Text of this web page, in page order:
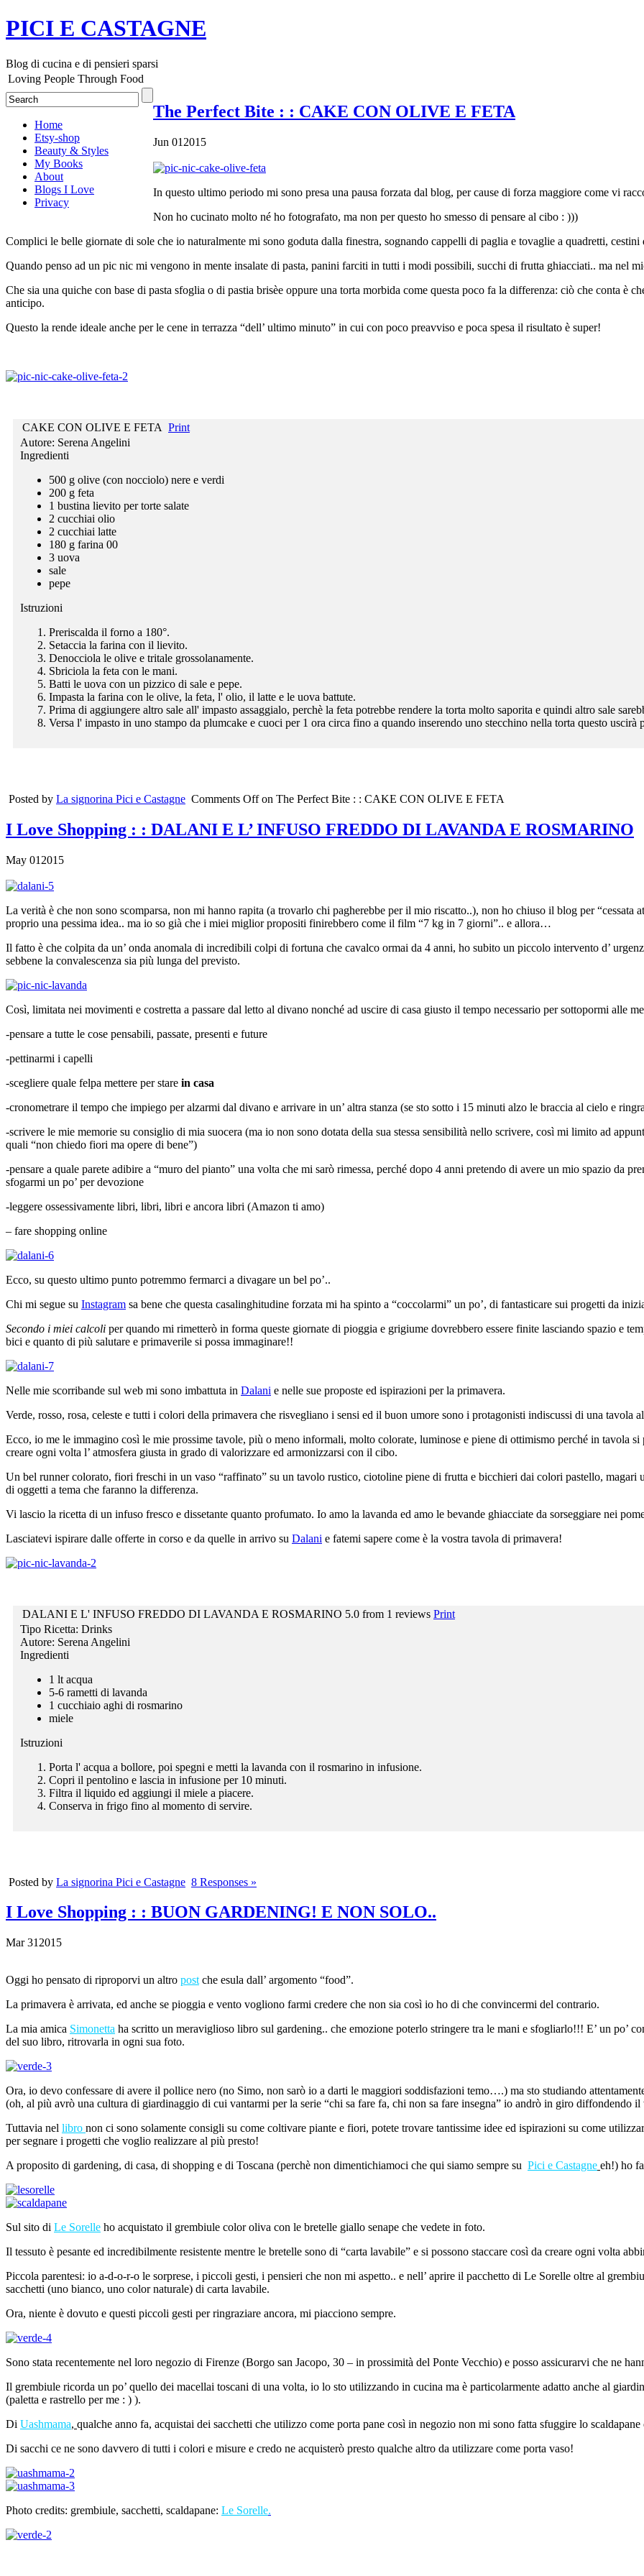
PICI E CASTAGNE
Blog di cucina e di pensieri sparsi
Loving People Through Food
Home
Etsy-shop
Beauty & Styles
My Books
About
Blogs I Love
Privacy
The Perfect Bite : : CAKE CON OLIVE E FETA
Jun 01 2015
In questo ultimo periodo mi sono presa una pausa forzata dal blog, per cause di forza maggiore come vi
Non ho cucinato molto né ho fotografato, ma non per questo ho smesso di pensare al cibo : )))
Complici le belle giornate di sole che io naturalmente mi sono goduta dalla finestra, sognando cappelli di paglia e tovaglie a quadretti,
Quando penso ad un pic nic mi vengono in mente insalate di pasta, panini farciti in tutti i modi possibili, succhi di frutta ghiacciati.. ma nel
Che sia una quiche con base di pasta sfoglia o di pastia brisèe oppure una torta morbida come questa poco fa la differenza: ciò che conta è
anticipo.
Questo la rende ideale anche per le cene in terrazza “dell’ ultimo minuto” in cui con poco preavviso e poca spesa il risultato è super!
CAKE CON OLIVE E FETA Print
Autore: Serena Angelini
Ingredienti
500 g olive (con nocciolo) nere e verdi
200 g feta
1 bustina lievito per torte salate
2 cucchiai olio
2 cucchiai latte
180 g farina 00
3 uova
sale
pepe
Istruzioni
Preriscalda il forno a 180°.
Setaccia la farina con il lievito.
Denocciola le olive e tritale grossolanamente.
Sbriciola la feta con le mani.
Batti le uova con un pizzico di sale e pepe.
Impasta la farina con le olive, la feta, l' olio, il latte e le uova battute.
Prima di aggiungere altro sale all' impasto assaggialo, perchè la feta potrebbe rendere la torta molto saporita e quindi altro sale
Versa l' impasto in uno stampo da plumcake e cuoci per 1 ora circa fino a quando inserendo uno stecchino nella torta questo uscirà
Posted by La signorina Pici e Castagne Comments Offon The Perfect Bite : : CAKE CON OLIVE E FETA
I Love Shopping : : DALANI E L’ INFUSO FREDDO DI LAVANDA E ROSMARINO
May 01 2015
La verità è che non sono scomparsa, non mi hanno rapita (a trovarlo chi pagherebbe per il mio riscatto..), non ho chiuso il blog per “cessata
proprio una pessima idea.. ma io so già che i miei miglior propositi finirebbero come il film “7 kg in 7 giorni”.. e allora…
Il fatto è che colpita da un’ onda anomala di incredibili colpi di fortuna che cavalco ormai da 4 anni, ho subito un piccolo intervento d’
sebbene la convalescenza sia più lunga del previsto.
Così, limitata nei movimenti e costretta a passare dal letto al divano nonché ad uscire di casa giusto il tempo necessario per sottopormi alle
-pensare a tutte le cose pensabili, passate, presenti e future
-pettinarmi i capelli
-scegliere quale felpa mettere per stare in casa
-cronometrare il tempo che impiego per alzarmi dal divano e arrivare in un’ altra stanza (se sto sotto i 15 minuti alzo le braccia al cielo e
-scrivere le mie memorie su consiglio di mia suocera (ma io non sono dotata della sua stessa sensibilità nello scrivere, così mi limito ad
quali “non chiedo fiori ma opere di bene”)
-pensare a quale parete adibire a “muro del pianto” una volta che mi sarò rimessa, perché dopo 4 anni pretendo di avere un mio spazio da
sfogarmi un po’ per devozione
-leggere ossessivamente libri, libri, libri e ancora libri (Amazon ti amo)
– fare shopping online
Ecco, su questo ultimo punto potremmo fermarci a divagare un bel po’..
Chi mi segue su Instagram sa bene che questa casalinghitudine forzata mi ha spinto a “coccolarmi” un po’, di fantasticare sui progetti da
Secondo i miei calcoli per quando mi rimetterò in forma queste giornate di pioggia e grigiume dovrebbero essere finite lasciando spazio e
bici e quanto di più salutare e primaverile si possa immaginare!!
Nelle mie scorribande sul web mi sono imbattuta in Dalani e nelle sue proposte ed ispirazioni per la primavera.
Verde, rosso, rosa, celeste e tutti i colori della primavera che risvegliano i sensi ed il buon umore sono i protagonisti indiscussi di una tavola
Ecco, io me le immagino così le mie prossime tavole, più o meno informali, molto colorate, luminose e piene di ottimismo perché in tavola
creare ogni volta l’ atmosfera giusta in grado di valorizzare ed armonizzarsi con il cibo.
Un bel runner colorato, fiori freschi in un vaso “raffinato” su un tavolo rustico, ciotoline piene di frutta e bicchieri dai colori pastello,
di oggetti a tema che faranno la differenza.
Vi lascio la ricetta di un infuso fresco e dissetante quanto profumato. Io amo la lavanda ed amo le bevande ghiacciate da sorseggiare nei
Lasciatevi ispirare dalle offerte in corso e da quelle in arrivo su Dalani e fatemi sapere come è la vostra tavola di primavera!
DALANI E L' INFUSO FREDDO DI LAVANDA E ROSMARINO 5.0 from 1 reviews Print
Tipo Ricetta: Drinks
Autore: Serena Angelini
Ingredienti
1 lt acqua
5-6 rametti di lavanda
1 cucchiaio aghi di rosmarino
miele
Istruzioni
Porta l' acqua a bollore, poi spegni e metti la lavanda con il rosmarino in infusione.
Copri il pentolino e lascia in infusione per 10 minuti.
Filtra il liquido ed aggiungi il miele a piacere.
Conserva in frigo fino al momento di servire.
Posted by La signorina Pici e Castagne 8 Responses »
I Love Shopping : : BUON GARDENING! E NON SOLO..
Mar 31 2015
Oggi ho pensato di riproporvi un altro post che esula dall’ argomento “food”.
La primavera è arrivata, ed anche se pioggia e vento vogliono farmi credere che non sia così io ho di che convincermi del contrario.
La mia amica Simonetta ha scritto un meraviglioso libro sul gardening.. che emozione poterlo stringere tra le mani e sfogliarlo!!! E’ un po’
del suo libro, ritrovarla in ogni sua foto.
Ora, io devo confessare di avere il pollice nero (no Simo, non sarò io a darti le maggiori soddisfazioni temo….) ma sto studiando
(oh, al più avrò una cultura di giardinaggio di cui vantarmi per la serie “chi sa fare fa, chi non sa fare insegna” io andrò in giro diffondendo
Tuttavia nel libro non ci sono solamente consigli su come coltivare piante e fiori, potete trovare tantissime idee ed ispirazioni su come
per segnare i progetti che voglio realizzare al più presto!
A proposito di gardening, di casa, di shopping e di Toscana (perchè non dimentichiamoci che qui siamo sempre su Pici e Castagne eh!) ho
Sul sito di Le Sorelle ho acquistato il grembiule color oliva con le bretelle giallo senape che vedete in foto.
Il tessuto è pesante ed incredibilmente resistente mentre le bretelle sono di “carta lavabile” e si possono staccare così da creare ogni volta
Piccola parentesi: io a-d-o-r-o le sorprese, i piccoli gesti, i pensieri che non mi aspetto.. e nell’ aprire il pacchetto di Le Sorelle oltre al
sacchetti (uno bianco, uno color naturale) di carta lavabile.
Ora, niente è dovuto e questi piccoli gesti per ringraziare ancora, mi piacciono sempre.
Sono stata recentemente nel loro negozio di Firenze (Borgo san Jacopo, 30 – in prossimità del Ponte Vecchio) e posso assicurarvi che ne
Il grembiule ricorda un po’ quello dei macellai toscani di una volta, io lo sto utilizzando in cucina ma è particolarmente adatto anche al
(paletta e rastrello per me : ) ).
Di Uashmama, qualche anno fa, acquistai dei sacchetti che utilizzo come porta pane così in negozio non mi sono fatta sfuggire lo
Di sacchi ce ne sono davvero di tutti i colori e misure e credo ne acquisterò presto qualche altro da utilizzare come porta vaso!
Photo credits: grembiule, sacchetti, scaldapane: Le Sorelle.